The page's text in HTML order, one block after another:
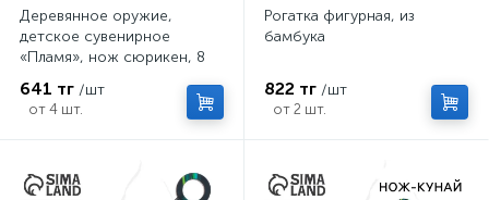
Деревянное оружие,
детское сувенирное
«Пламя», нож сюрикен, 8
641 тг /шт
от 4 шт.
Рогатка фигурная, из
бамбука
822 тг /шт
от 2 шт.